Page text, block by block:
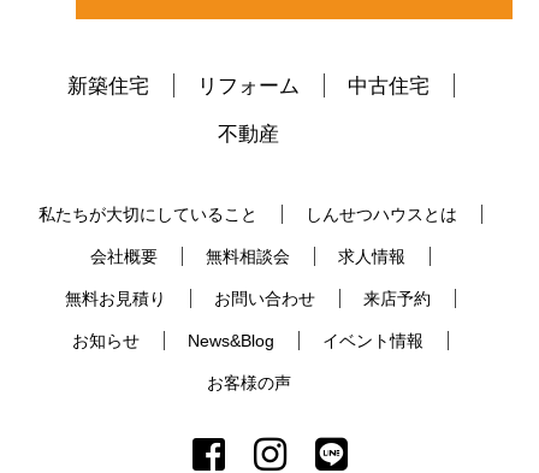
新築住宅 リフォーム
中古住宅
不動産
私たちが大切にしていること しんせつハウスとは
会社概要 無料相談会 求人情報
無料お見積り お問い合わせ 来店予約
お知らせ News&Blog イベント情報
お客様の声